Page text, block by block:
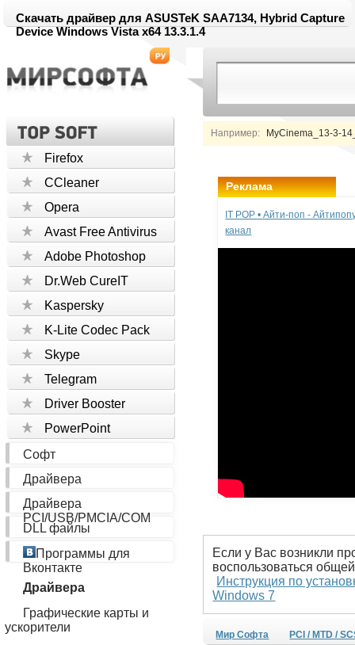
Скачать драйвер для ASUSTeK SAA7134, Hybrid Capture
Device Windows Vista x64 13.3.1.4
Например: MyCinema_13-3-
Firefox
CCleaner
Opera
Avast Free Antivirus
Adobe Photoshop
Dr.Web CureIT
Kaspersky
K-Lite Codec Pack
Skype
Telegram
Driver Booster
PowerPoint
Софт
Драйвера
Драйвера
PCI/USB/PMCIA/COM
DLL файлы
Программы для
Вконтакте
Драйвера
Графические карты и
ускорители
Реклама
IT POP • Айти-поп -
канал
Если у Вас возникли
воспользоваться
Инструкция по
Windows 7
Мир Софта PCI / MTD /